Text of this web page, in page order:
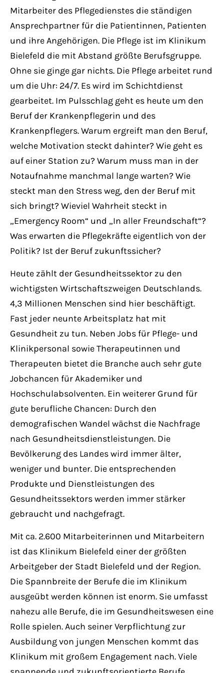
Have any questions?
+44 1234 567 890
Drop us a line
info@yourdomain.com
About us
Lorem ipsum dolor sit amet, consectetuer
adipiscing elit.
Aenean commodo ligula eget dolor. Aenean
magnis dis parturient montes, nascetur
ridiculus mus. Donec quam felis, ultricies
Mitarbeiter des Pflegedienstes die ständigen
Ansprechpartner für die Patientinnen, Patienten
und ihre Angehörigen. Die Pflege ist im Klinikum
Bielefeld die mit Abstand größte Berufsgruppe.
Ohne sie ginge gar nichts. Die Pflege arbeitet rund
um die Uhr: 24/7. Es wird im Schichtdienst
gearbeitet. Im Pulsschlag geht es heute um den
Beruf der Krankenpflegerin und des
Krankenpflegers. Warum ergreift man den Beruf,
welche Motivation steckt dahinter? Wie geht es
auf einer Station zu? Warum muss man in der
Notaufnahme manchmal lange warten? Wie
steckt man den Stress weg, den der Beruf mit
sich bringt? Wieviel Wahrheit steckt in
„Emergency Room“ und „In aller Freundschaft“?
Was erwarten die Pflegekräfte eigentlich von der
Politik? Ist der Beruf zukunftssicher?
Heute zählt der Gesundheitssektor zu den
wichtigsten Wirtschaftszweigen Deutschlands.
4,3 Millionen Menschen sind hier beschäftigt.
Fast jeder neunte Arbeitsplatz hat mit
Gesundheit zu tun. Neben Jobs für Pflege- und
Klinikpersonal sowie Therapeutinnen und
Therapeuten bietet die Branche auch sehr gute
Jobchancen für Akademiker und
Hochschulabsolventen. Ein weiterer Grund für
gute berufliche Chancen: Durch den
demografischen Wandel wächst die Nachfrage
nach Gesundheitsdienstleistungen. Die
Bevölkerung des Landes wird immer älter,
weniger und bunter. Die entsprechenden
Produkte und Dienstleistungen des
Gesundheitssektors werden immer stärker
gebraucht und nachgefragt.
Mit ca. 2.600 Mitarbeiterinnen und Mitarbeitern
ist das Klinikum Bielefeld einer der größten
Arbeitgeber der Stadt Bielefeld und der Region.
Die Spannbreite der Berufe die im Klinikum
ausgeübt werden können ist enorm. Sie umfasst
nahezu alle Berufe, die im Gesundheitswesen eine
Rolle spielen. Auch seiner Verpflichtung zur
Ausbildung von jungen Menschen kommt das
Klinikum mit großem Engagement nach. Viele